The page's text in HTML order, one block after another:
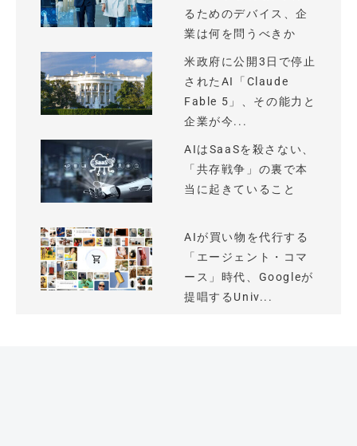
るためのデバイス、企
業は何を問うべきか
米政府に公開3日で停止
されたAI「Claude
Fable 5」、その能力と
企業が今...
AIはSaaSを殺さない、
「共存戦争」の裏で本
当に起きていること
AIが買い物を代行する
「エージェント・コマ
ース」時代、Googleが
提唱するUniv...